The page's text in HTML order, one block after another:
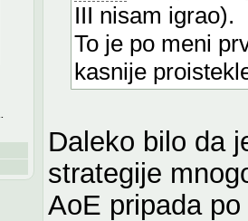
III nisam igrao).
To je po meni
kasnije
Daleko bilo da
strategije
AoE pripada